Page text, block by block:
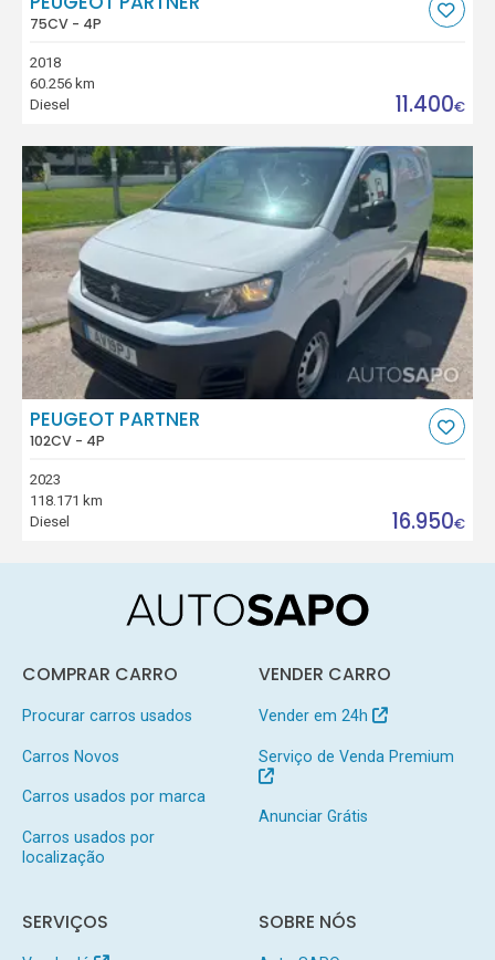
75CV - 4P
2018
60.256 km
Diesel
11.400€
PEUGEOT PARTNER
102CV - 4P
2023
118.171 km
Diesel
16.950€
COMPRAR CARRO
Procurar carros usados
Carros Novos
Carros usados por marca
Carros usados por
localização
VENDER CARRO
Vender em 24h
Serviço de Venda Premium
Anunciar Grátis
SERVIÇOS SOBRE NÓS